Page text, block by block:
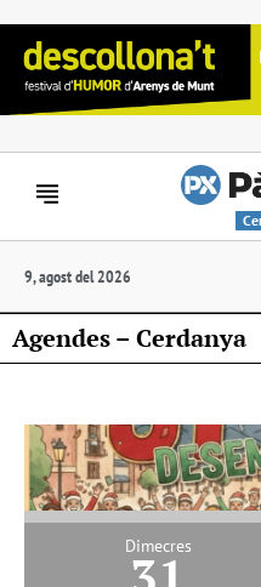
9, agost del 2026
Agendes – Cerdanya
Dimecres